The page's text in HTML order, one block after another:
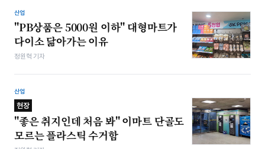
산업
"PB상품은 5000원 이하" 대형마트가
다이소 닮아가는 이유
정원혁 기자
산업
현장
"좋은 취지인데 처음 봐" 이마트 단골도
모르는 플라스틱 수거함